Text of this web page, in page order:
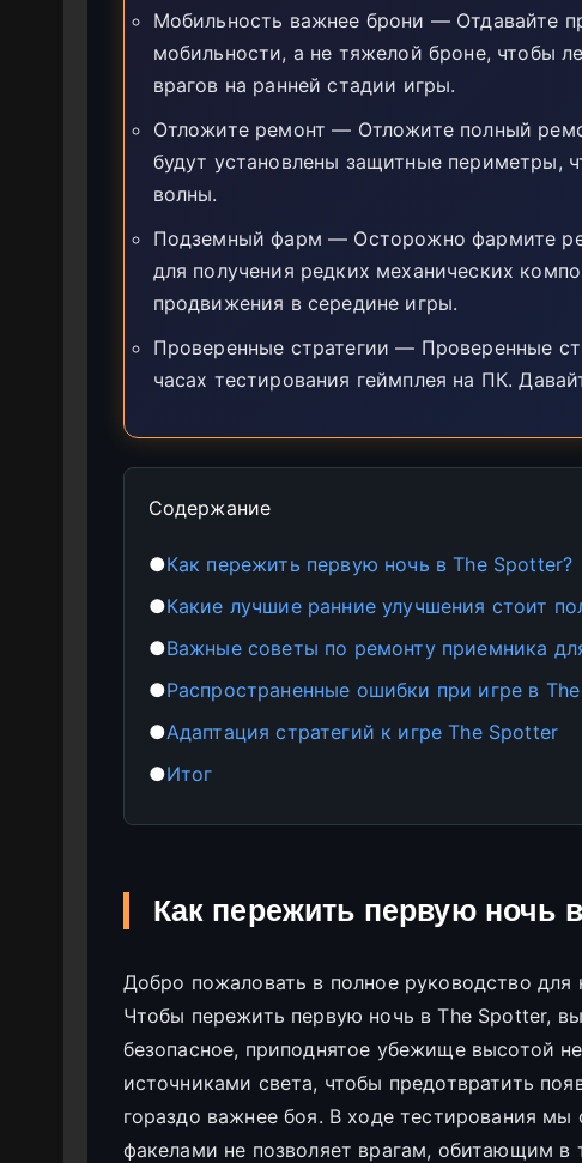
Мобильность важнее брони — Отдавайте
мобильности, а не тяжелой броне, чтобы
врагов на ранней стадии игры.
Отложите ремонт — Отложите полный
будут установлены защитные периметры,
волны.
Подземный фарм — Осторожно фармите
для получения редких механических
продвижения в середине игры.
Проверенные стратегии — Проверенные
часах тестирования геймплея на ПК.
Содержание
●Как пережить первую ночь в The Spotter?
●Какие лучшие ранние улучшения стоит
●Важные советы по ремонту приемника
●Распространенные ошибки при игре в
●Адаптация стратегий к игре The Spotter
●Итог
Как пережить первую ночь
Добро пожаловать в полное руководство
Чтобы пережить первую ночь в The Spotter,
безопасное, приподнятое убежище высотой
источниками света, чтобы предотвратить
гораздо важнее боя. В ходе тестирования
факелами не позволяет врагам, обитающим в